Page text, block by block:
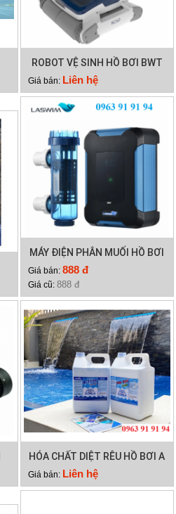
ROBOT VỆ SINH HỒ BƠI BWT
RC60
Giá bán: Liên hệ
MÁY ĐIỆN PHÂN MUỐI HỒ BƠI
LASWIM HQ/SQ
Giá bán: 888 đ
Giá cũ: 888 đ
HÓA CHẤT DIỆT RÊU HỒ BƠI A
TRINE
Giá bán: Liên hệ